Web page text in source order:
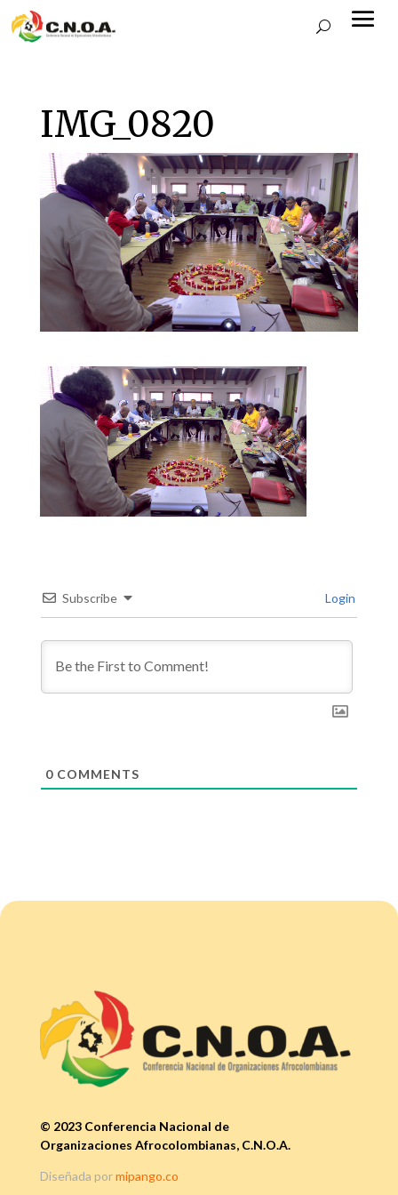
IMG_0820
Subscribe Login
0COMMENTS
© 2023 Conferencia Nacional de
Organizaciones Afrocolombianas, C.N.O.A.
Diseñada pormipango.co